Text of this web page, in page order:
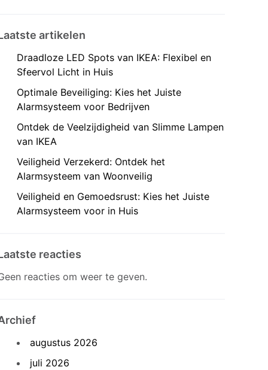
artikelen
Draadloze LED Spots van IKEA: Flexibel en
Sfeervol Licht in Huis
Optimale Beveiliging: Kies het Juiste
Alarmsysteem voor Bedrijven
Ontdek de Veelzijdigheid van Slimme Lampen
van IKEA
Veiligheid Verzekerd: Ontdek het
Alarmsysteem van Woonveilig
Veiligheid en Gemoedsrust: Kies het Juiste
Alarmsysteem voor in Huis
reacties
reacties om weer te geven.
augustus 2026
juli 2026